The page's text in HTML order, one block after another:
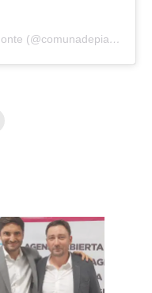
A post shared by Comuna de Piamonte (@comunadepiamonte)